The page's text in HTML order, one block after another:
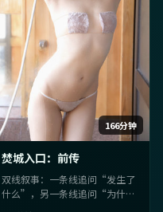
166分钟
焚城入口：前传
双线叙事：一条线追问“发生了
什么”，另一条线追问“为什么